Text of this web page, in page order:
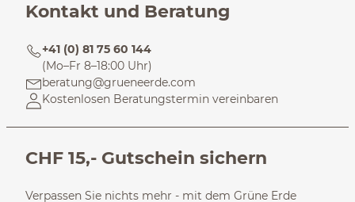
Kontakt und Beratung
+41 (0) 81 75 60 144
(Mo–Fr 8–18:00 Uhr)
beratung@grueneerde.com
Kostenlosen Beratungstermin vereinbaren
CHF 15,- Gutschein sichern
Verpassen Sie nichts mehr - mit dem Grüne Erde